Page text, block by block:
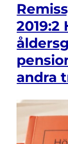
2019:2
andra